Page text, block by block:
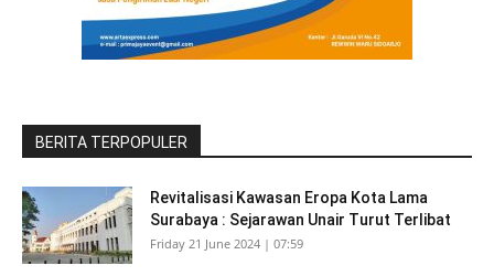
BERITA TERPOPULER
Revitalisasi Kawasan Eropa Kota Lama
Surabaya : Sejarawan Unair Turut Terlibat
Friday 21 June 2024 | 07:59